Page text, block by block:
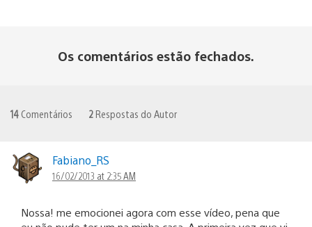
Os comentários estão fechados.
14 Comentários 2 Respostas do Autor
Fabiano_RS
16/02/2013 at 2:35 AM
Nossa! me emocionei agora com esse vídeo, pena que